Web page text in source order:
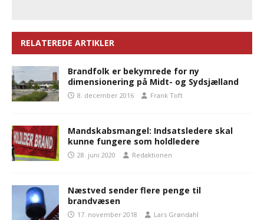
RELATEREDE ARTIKLER
Brandfolk er bekymrede for ny
dimensionering på Midt- og Sydsjælland
8. december 2016 Frank Toft
Mandskabsmangel: Indsatsledere skal
kunne fungere som holdledere
28. juni 2020 Redaktionen
Næstved sender flere penge til
brandvæsen
17. november 2018 Lars Grøndahl